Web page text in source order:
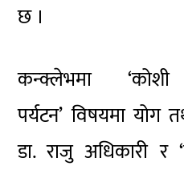
छ ।
कन्क्लेभमा
पर्यटन’ विषयमा योग
डा. राजु अधिकारी र